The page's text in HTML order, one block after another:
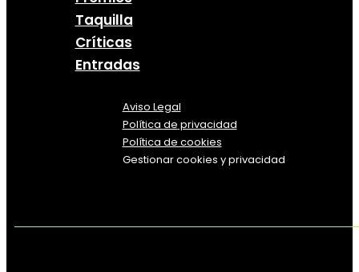
Taquilla
Críticas
Entradas
Aviso Legal
Política de privacidad
Política de cookies
Gestionar cookies y privacidad